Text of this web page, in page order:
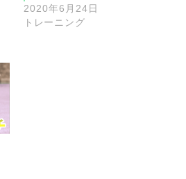
2020年6月24日
トレーニング